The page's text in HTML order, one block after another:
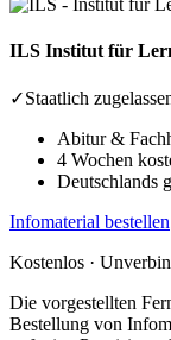
ILS Institut für
✓Staatlich
Abitur &
4 Wochen
Deutschlands
Infomaterial bestellen
Kostenlos ·
Die vorgestellten
Bestellung von